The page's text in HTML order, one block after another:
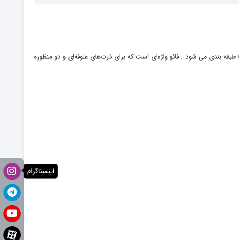
بذر ذرت خارجی اگروئست رقم HADIL ، جزو بهترین ارقام بذر ذرت خارجی موجود در کشور است . این بذر ذرت خارجی دو منظوره و در گروه فائو 620 طبقه بندی می شود . فائو واژه‌ای است که برای ذرت‌های علوفه‌ای و دو منظوره
اینستاگرام